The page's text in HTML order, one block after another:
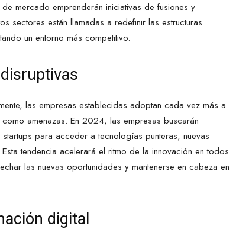
mercado emprenderán iniciativas de fusiones y
sectores están llamadas a redefinir las estructuras
un entorno más competitivo.
las empresas establecidas adoptan cada vez más a
amenazas. En 2024, las empresas buscarán
para acceder a tecnologías punteras, nuevas
tendencia acelerará el ritmo de la innovación en todos
las nuevas oportunidades y mantenerse en cabeza en
digital